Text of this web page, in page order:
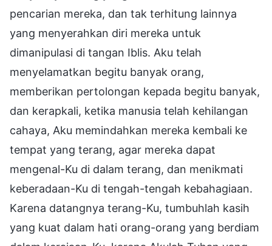
pencarian mereka, dan tak terhitung lainnya
yang menyerahkan diri mereka untuk
dimanipulasi di tangan Iblis. Aku telah
menyelamatkan begitu banyak orang,
memberikan pertolongan kepada begitu banyak,
dan kerapkali, ketika manusia telah kehilangan
cahaya, Aku memindahkan mereka kembali ke
tempat yang terang, agar mereka dapat
mengenal-Ku di dalam terang, dan menikmati
keberadaan-Ku di tengah-tengah kebahagiaan.
Karena datangnya terang-Ku, tumbuhlah kasih
yang kuat dalam hati orang-orang yang berdiam